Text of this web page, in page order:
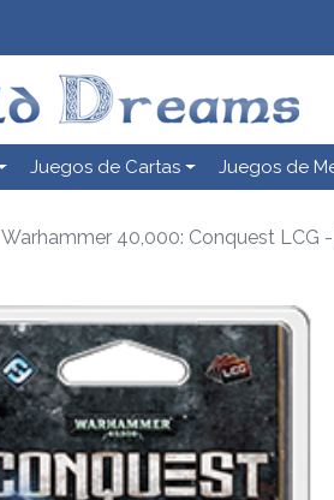
Juegos de Cartas Juegos de
Warhammer 40,000: Conquest LCG